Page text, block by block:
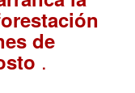
la
de
.